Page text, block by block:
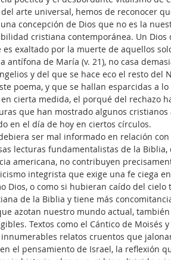
arte universal, hemos de reconocer
concepción de Dios que no es la
cristiana contemporánea. Un Dios
exaltado por la muerte de aquellos
antífona de María (v. 21), no casa
y del que se hace eco el resto del
poema, y que se hallan esparcidas a
cierta medida, el porqué del rechazo
que han mostrado algunos
en el día de hoy en ciertos círculos.
ser mal informado en relación con
lecturas fundamentalistas de la Biblia,
americana, no contribuyen
integrista que exige una fe ciega
Dios, o como si hubieran caído del cielo
de la Biblia y tiene más
azotan nuestro mundo actual,
Textos como el Cántico de Moisés
relatos cruentos que
el pensamiento de Israel, la reflexión